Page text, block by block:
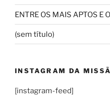
ENTRE OS MAIS APTOS E
(sem título)
INSTAGRAM DA
[instagram-feed]